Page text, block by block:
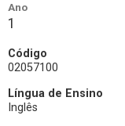
Ano
1
Código
02057100
Língua de Ensino
Inglês